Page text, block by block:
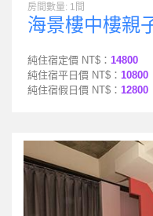
房間數量: 1間
海景樓中樓親
純住宿定價 NT$： 14800
純住宿平日價 NT$： 10800
純住宿假日價 NT$： 12800